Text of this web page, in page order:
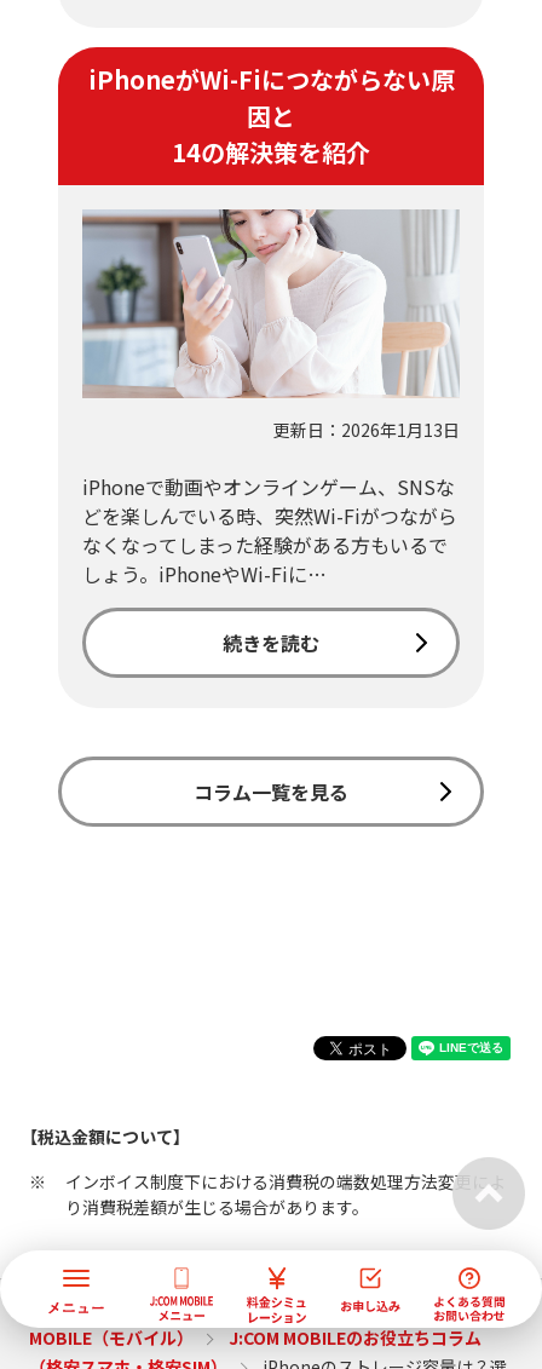
iPhoneがWi-Fiにつながらない原
因と
14の解決策を紹介
更新日：2026年1月13日
iPhoneで動画やオンラインゲーム、SNSな
どを楽しんでいる時、突然Wi-Fiがつながら
なくなってしまった経験がある方もいるで
しょう。iPhoneやWi-Fiに…
続きを読む
コラム一覧を見る
【税込金額について】
インボイス制度下における消費税の端数処理方法変更によ
り消費税差額が生じる場合があります。
J:COM トップ サービス紹介
格安スマホなら J:COM
MOBILE（モバイル）
J:COM MOBILEのお役立ちコラム